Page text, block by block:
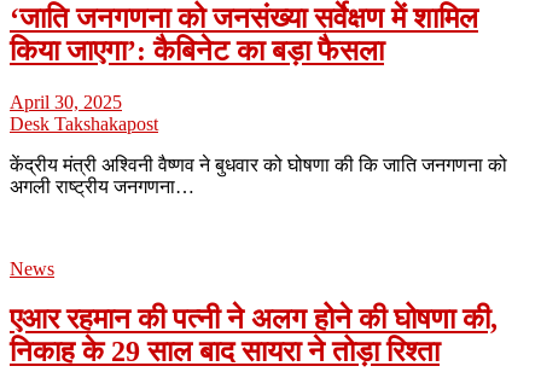
‘जाति जनगणना को जनसंख्या सर्वेक्षण में शामिल
किया जाएगा’: कैबिनेट का बड़ा फैसला
April 30, 2025
Desk Takshakapost
केंद्रीय मंत्री अश्विनी वैष्णव ने बुधवार को घोषणा की कि जाति जनगणना को
अगली राष्ट्रीय जनगणना…
News
एआर रहमान की पत्नी ने अलग होने की घोषणा की,
निकाह के 29 साल बाद सायरा ने तोड़ा रिश्ता